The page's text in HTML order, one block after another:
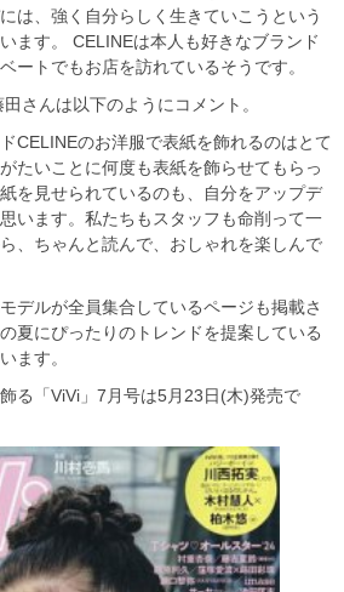
は、強く自分らしく生きていこうという
ます。 CELINEは本人も好きなブランド
ートでもお店を訪れているそうです。
さんは以下のようにコメント。
CELINEのお洋服で表紙を飾れるのはとて
たいことに何度も表紙を飾らせてもらっ
を見せられているのも、自分をアップデ
います。私たちもスタッフも命削って一
、ちゃんと読んで、おしゃれを楽しんで
デルが全員集合しているページも掲載さ
夏にぴったりのトレンドを提案している
ます。
る「ViVi」7月号は5月23日(木)発売で